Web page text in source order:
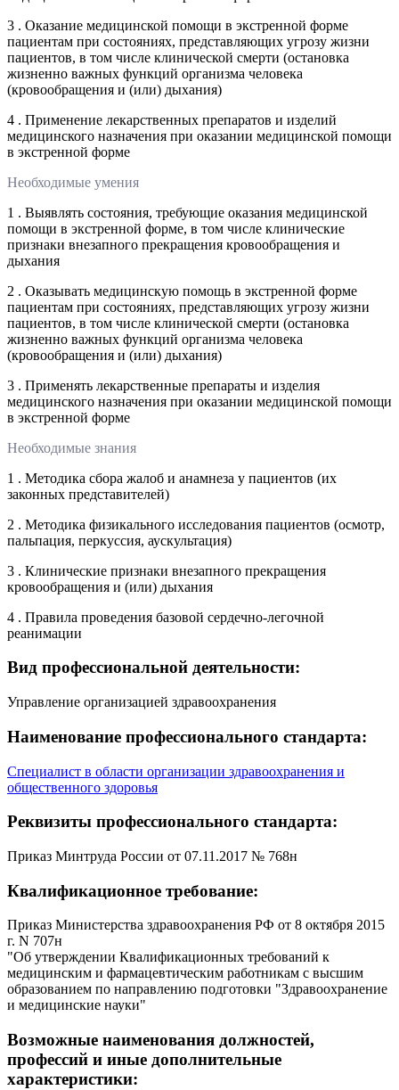
3 . Оказание медицинской помощи в экстренной форме
пациентам при состояниях, представляющих угрозу жизни
пациентов, в том числе клинической смерти (остановка
жизненно важных функций организма человека
(кровообращения и (или) дыхания)
4 . Применение лекарственных препаратов и изделий
медицинского назначения при оказании медицинской помощи
в экстренной форме
Необходимые умения
1 . Выявлять состояния, требующие оказания медицинской
помощи в экстренной форме, в том числе клинические
признаки внезапного прекращения кровообращения и
дыхания
2 . Оказывать медицинскую помощь в экстренной форме
пациентам при состояниях, представляющих угрозу жизни
пациентов, в том числе клинической смерти (остановка
жизненно важных функций организма человека
(кровообращения и (или) дыхания)
3 . Применять лекарственные препараты и изделия
медицинского назначения при оказании медицинской помощи
в экстренной форме
Необходимые знания
1 . Методика сбора жалоб и анамнеза у пациентов (их
законных представителей)
2 . Методика физикального исследования пациентов (осмотр,
пальпация, перкуссия, аускультация)
3 . Клинические признаки внезапного прекращения
кровообращения и (или) дыхания
4 . Правила проведения базовой сердечно-легочной
реанимации
Вид профессиональной деятельности:
Управление организацией здравоохранения
Наименование профессионального стандарта:
Специалист в области организации здравоохранения и
общественного здоровья
Реквизиты профессионального стандарта:
Приказ Минтруда России от 07.11.2017 № 768н
Квалификационное требование:
Приказ Министерства здравоохранения РФ от 8 октября 2015
г. N 707н
"Об утверждении Квалификационных требований к
медицинским и фармацевтическим работникам с высшим
образованием по направлению подготовки "Здравоохранение
и медицинские науки"
Возможные наименования должностей,
профессий и иные дополнительные
характеристики: